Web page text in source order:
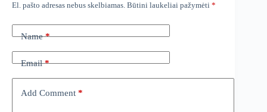
El. pašto adresas nebus skelbiamas. Būtini laukeliai pažymėti *
Name*
Email*
Add Comment *